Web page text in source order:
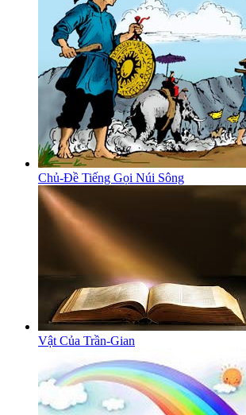
Chủ-Đề Tiếng Gọi Núi Sông
Vật Của Trần-Gian